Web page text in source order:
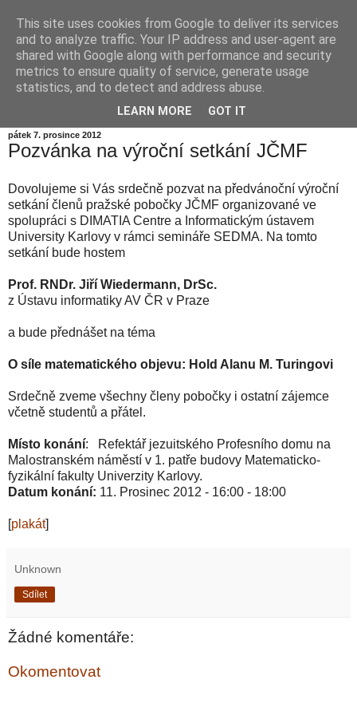
Informační zátiší
Blog Ústavu informatiky Akademie věd České republiky,
pátek 7. prosince 2012
Pozvánka na výroční setkání JČMF
Dovolujeme si Vás srdečně pozvat na předvánoční výroční
setkání členů pražské pobočky JČMF organizované ve
spolupráci s DIMATIA Centre a Informatickým ústavem
University Karlovy v rámci semináře SEDMA. Na tomto
setkání bude hostem
Prof. RNDr. Jiří Wiedermann, DrSc.
z Ústavu informatiky AV ČR v Praze
a bude přednášet na téma
O síle matematického objevu: Hold Alanu M. Turingovi
Srdečně zveme všechny členy pobočky i ostatní zájemce
včetně studentů a přátel.
Místo konání: Refektář jezuitského Profesního domu na
Malostranském náměstí v 1. patře budovy Matematicko-
fyzikální fakulty Univerzity Karlovy.
Datum konání: 11. Prosinec 2012 - 16:00 - 18:00
[plakát]
Unknown
Sdílet
Žádné komentáře:
Okomentovat
This site uses cookies from Google to deliver its services
and to analyze traffic. Your IP address and user-agent are
shared with Google along with performance and security
metrics to ensure quality of service, generate usage
statistics, and to detect and address abuse.
LEARN MORE GOT IT